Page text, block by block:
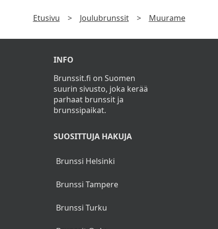
Etusivu > Joulubrunssit > Muurame
INFO
Brunssit.fi on Suomen
suurin sivusto, joka kerää
parhaat brunssit ja
brunssipaikat.
SUOSITTUJA HAKUJA
Brunssi Helsinki
Brunssi Tampere
Brunssi Turku